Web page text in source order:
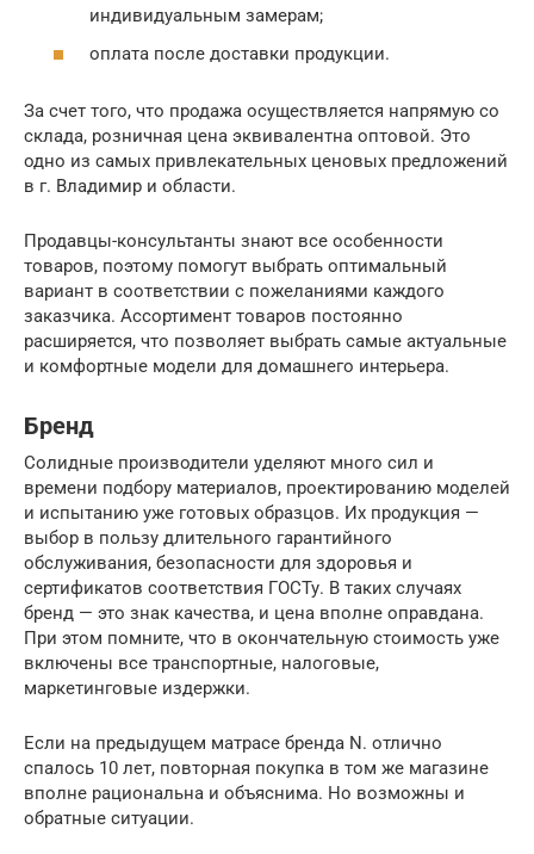
индивидуальным замерам;
оплата после доставки продукции.
За счет того, что продажа осуществляется напрямую со
склада, розничная цена эквивалентна оптовой. Это
одно из самых привлекательных ценовых предложений
в г. Владимир и области.
Продавцы-консультанты знают все особенности
товаров, поэтому помогут выбрать оптимальный
вариант в соответствии с пожеланиями каждого
заказчика. Ассортимент товаров постоянно
расширяется, что позволяет выбрать самые актуальные
и комфортные модели для домашнего интерьера.
Бренд
Солидные производители уделяют много сил и
времени подбору материалов, проектированию моделей
и испытанию уже готовых образцов. Их продукция —
выбор в пользу длительного гарантийного
обслуживания, безопасности для здоровья и
сертификатов соответствия ГОСТу. В таких случаях
бренд — это знак качества, и цена вполне оправдана.
При этом помните, что в окончательную стоимость уже
включены все транспортные, налоговые,
маркетинговые издержки.
Если на предыдущем матрасе бренда N. отлично
спалось 10 лет, повторная покупка в том же магазине
вполне рациональна и объяснима. Но возможны и
обратные ситуации.